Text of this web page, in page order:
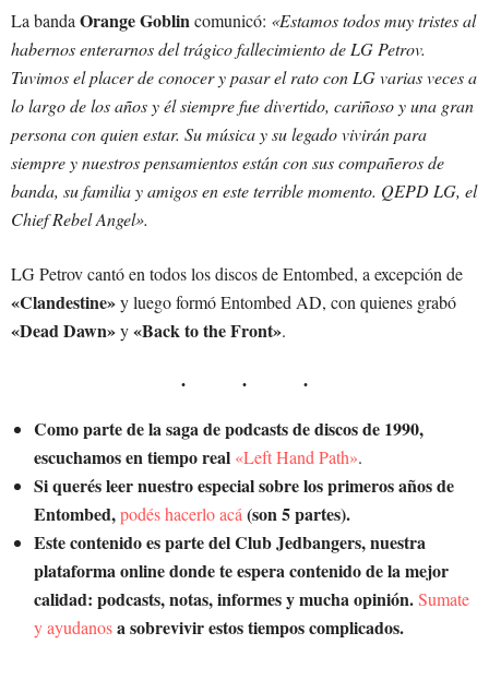
La banda Orange Goblincomunicó: «Estamos todos muy tristes al
habernos enterarnos del trágico fallecimiento de LG Petrov.
Tuvimos el placer de conocer y pasar el rato con LG varias veces a
lo largo de los años y él siempre fue divertido, cariñoso y una gran
persona con quien estar. Su música y su legado vivirán para
siempre y nuestros pensamientos están con sus compañeros de
banda, su familia y amigos en este terrible momento. QEPD LG, el
Chief Rebel Angel».
LG Petrov cantó en todos los discos de Entombed, a excepción de
«Clandestine»y luego formó Entombed AD, con quienes grabó
«Dead Dawn»y«Back to the Front».
Como parte de la saga de podcasts de discos de 1990,
escuchamos en tiempo real «Left Hand Path».
Si querés leer nuestro especial sobre los primeros años de
Entombed,podés hacerlo acá (son 5 partes).
Este contenido es parte del Club Jedbangers, nuestra
plataforma online donde te espera contenido de la mejor
calidad: podcasts, notas, informes y mucha opinión.Sumate
y ayudanosa sobrevivir estos tiempos complicados.